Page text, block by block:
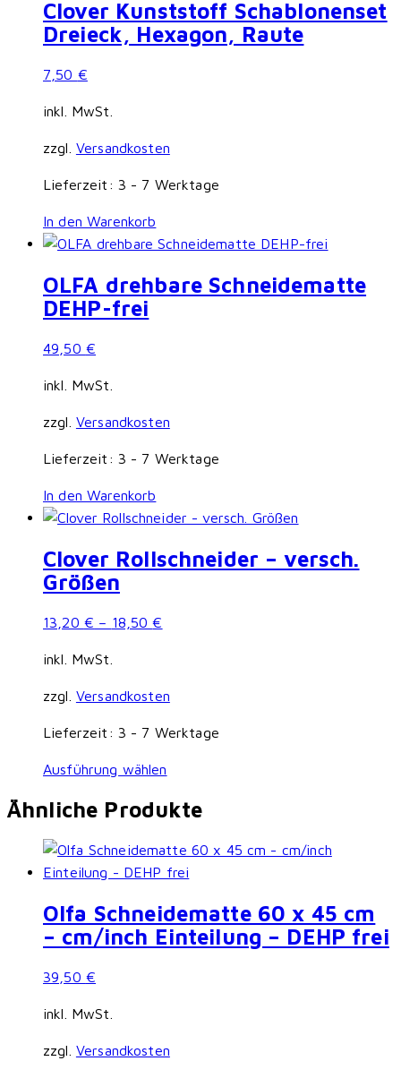
Clover Kunststoff Schablonenset
Dreieck, Hexagon, Raute
7,50 €
inkl. MwSt.
zzgl. Versandkosten
Lieferzeit: 3 - 7 Werktage
In den Warenkorb
OLFA drehbare Schneidematte
DEHP-frei
49,50 €
inkl. MwSt.
zzgl. Versandkosten
Lieferzeit: 3 - 7 Werktage
In den Warenkorb
Clover Rollschneider – versch.
Größen
13,20 € – 18,50€
inkl. MwSt.
zzgl. Versandkosten
Lieferzeit: 3 - 7 Werktage
Ausführung wählen
weist
Varianten
auf.
Optionen
können
werden
Ähnliche Produkte
Olfa Schneidematte 60 x 45 cm
– cm/inch Einteilung – DEHP frei
39,50 €
inkl. MwSt.
zzgl. Versandkosten